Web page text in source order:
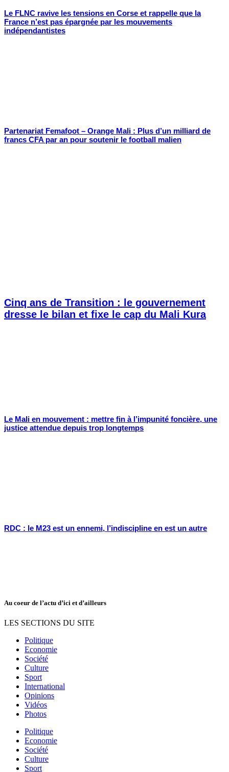
Le FLNC ravive les tensions en Corse et rappelle que la
France n’est pas épargnée par les mouvements
indépendantistes
Partenariat Femafoot – Orange Mali : Plus d’un milliard de
francs CFA par an pour soutenir le football malien
Cinq ans de Transition : le gouvernement
dresse le bilan et fixe le cap du Mali Kura
Le Mali en mouvement : mettre fin à l’impunité foncière, une
justice attendue depuis trop longtemps
RDC : le M23 est un ennemi, l’indiscipline en est un autre
Au coeur de l’actu d’ici et d’ailleurs
LES SECTIONS DU SITE
Politique
Economie
Société
Culture
Sport
International
Opinions
Vidéos
Photos
Politique
Economie
Société
Culture
Sport